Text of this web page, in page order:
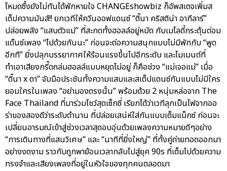
โหมดซึ้งยังไม่ทันได้พักหายใจ CHANGEshowbiz ก็อัพสเตจเพิ่มส
เต็ปความมันส์!! ยกเวทีให้ควีนออฟแดนซ์ “ติ๊นา คริสติน่า อากีลาร์”
ปล่อยพลัง “แสบตัวแม่” ที่สะกดทั้งฮอลล์อยู่หมัด กับเมโลดี้กระตุ้นต่อม
แด๊นซ์เพลง “ไปด้วยกันนะ” ก่อนจะต่อความสนุกแบบไม่มีพักกับ “พูด
อีกที” ยิ่งปลุกบรรยากาศให้ร้อนแรงขึ้นไปอีกระดับ และโมเมนต์ที่
ทำเอาเสียงกรี๊ดถล่มฮอลล์แบบหยุดไม่อยู่ ก็คือช่วง “แม่เจอแม่” เมื่อ
“ติ๊นา x ดา” จับมือประชันทั้งความแสบและสเต็ปแดนซ์กันแบบไม่มีใคร
ยอมใครในเพลง “อย่ามองตรงนั้น” พร้อมด้วย 2 หนุ่มหล่อจาก The
Face Thailand ที่มาร่วมโชว์สุดเซ็กซี่ เรียกได้ว่าเวทีลุกเป็นไฟจากออ
ร่าของสองดีว่าระดับตำนาน ที่ปล่อยเสน่ห์ใส่กันแบบเต็มแม็กซ์ ก่อนจะ
เปลี่ยนอารมณ์เข้าสู่ช่วงเวลาสุดอบอุ่นด้วยเพลงความหมายดีๆอย่าง
“การเดินทางที่แสนวิเศษ” และ “นาทีที่ยิ่งใหญ่” ที่ทั้งคู่ถ่ายทอดออกมา
อย่างงดงาม ราวกับถูกพาย้อนเวลากลับไปสู่ยุค 90s ที่เต็มไปด้วยความ
ทรงจำและเสียงเพลงที่อยู่ในหัวใจของทุกคนตลอดมา